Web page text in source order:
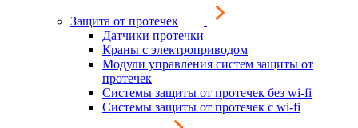
Защита от протечек
Датчики протечки
Краны с электроприводом
Модули управления систем защиты от
протечек
Системы защиты от протечек без wi-fi
Системы защиты от протечек с wi-fi